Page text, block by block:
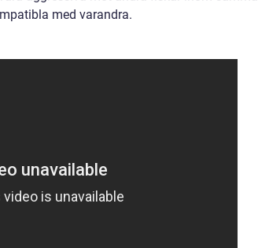
med varandra.